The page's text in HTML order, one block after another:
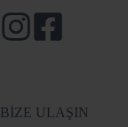
BİZE ULAŞIN